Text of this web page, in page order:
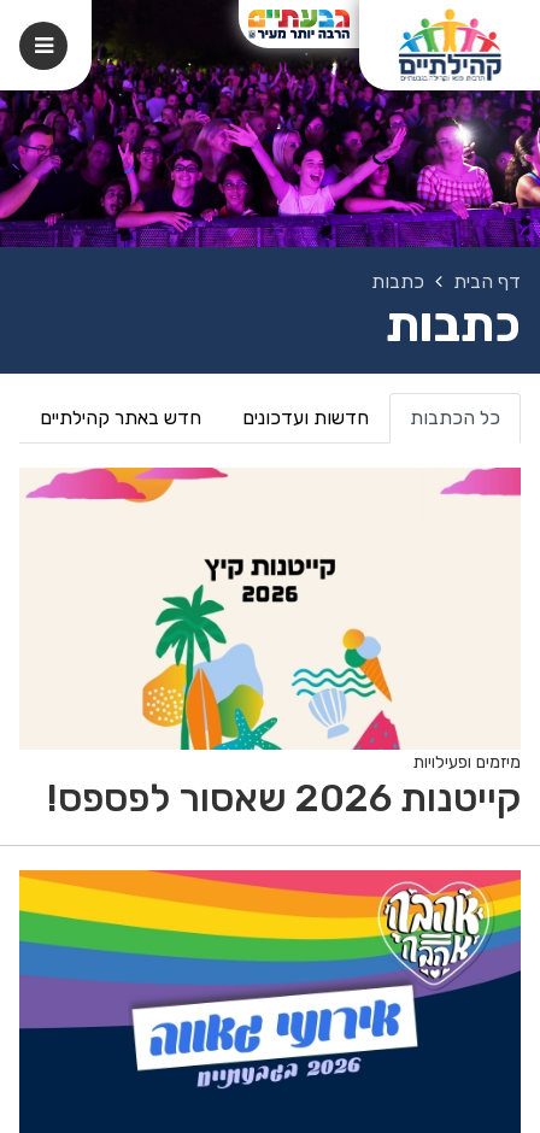
דף הבית כתבות
כתבות
כל הכתבות חדשות ועדכונים חדש באתר קהילתיים
מיזמים ופעילויות
קייטנות 2026 שאסור לפספס!